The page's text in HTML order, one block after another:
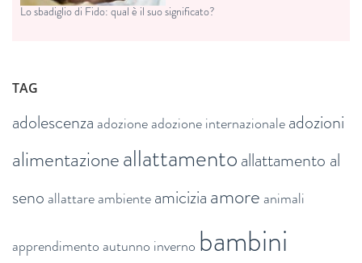
Lo sbadiglio di Fido: qual è il suo significato?
TAG
adolescenza adozioneadozione internazionaleadozioni
alimentazioneallattamentoallattamento al
seno allattareambienteamiciziaamore animali
apprendimento autunno inverno bambini